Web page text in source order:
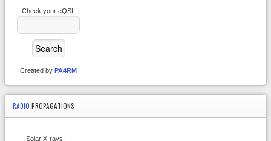
Check your eQSL
Created by PA4RM
RADIO PROPAGATIONS
Solar X-rays: